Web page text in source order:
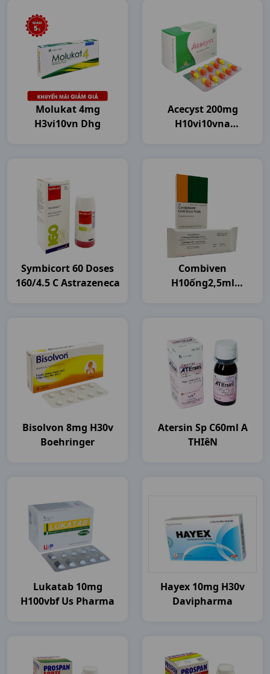
Molukat 4mg
H3vi10vn Dhg
Acecyst 200mg
H10vi10vna
Symbicort 60 Doses
160/4.5 C Astrazeneca
Combiven
H10ống2,5ml
Bisolvon 8mg H30v
Boehringer
Atersin Sp C60ml A
THIêN
Lukatab 10mg
H100vbf Us Pharma
Hayex 10mg H30v
Davipharma